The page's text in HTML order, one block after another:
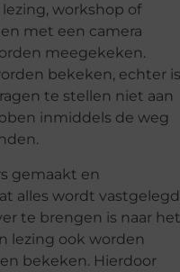
workshop of
met een camera
meegekeken.
bekeken, echter is
te stellen niet aan
inmiddels de weg
gemaakt en
alles wordt vastgelegd
te brengen is naar het
lezing ook worden
bekeken. Hierdoor